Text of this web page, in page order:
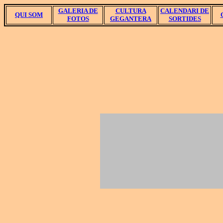
QUI SOM
GALERIA DE
FOTOS
CULTURA
GEGANTERA
CALENDARI DE
SORTIDES